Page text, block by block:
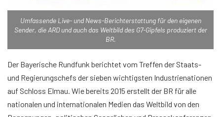
Umfassende Live- und News-Berichterstattung für den eigenen
Sender, die ARD und auch das Weltbild des G7-Gipfels produziert der
BR.
Der Bayerische Rundfunk berichtet vom Treffen der Staats-
und Regierungschefs der sieben wichtigsten Industrienationen
auf Schloss Elmau. Wie bereits 2015 erstellt der BR für alle
nationalen und internationalen Medien das Weltbild von den